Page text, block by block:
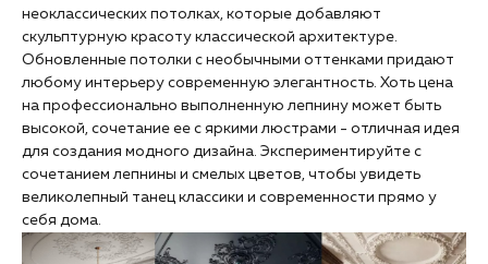
неоклассических потолках, которые добавляют
скульптурную красоту классической архитектуре.
Обновленные потолки с необычными оттенками придают
любому интерьеру современную элегантность. Хоть цена
на профессионально выполненную лепнину может быть
высокой, сочетание ее с яркими люстрами - отличная идея
для создания модного дизайна. Экспериментируйте с
сочетанием лепнины и смелых цветов, чтобы увидеть
великолепный танец классики и современности прямо у
себя дома.